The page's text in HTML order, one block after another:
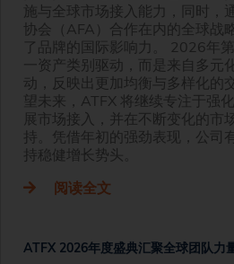
施与全球市场接入能力，同时，
协会（AFA）合作在内的全球战
了品牌的国际影响力。 2026年
一资产类别驱动，而是来自多元
动，反映出更加均衡与多样化的
望未来，ATFX 将继续专注于强
展市场接入，并在不断变化的市
持。凭借年初的强劲表现，公司
持稳健增长势头。
阅读全文
ATFX 2026年度盛典汇聚全球团队力